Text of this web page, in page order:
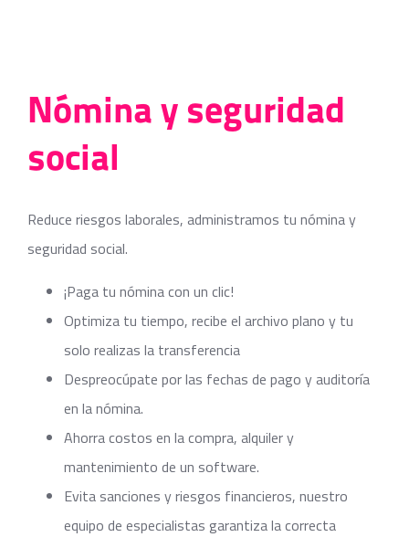
Nómina y seguridad
social
Reduce riesgos laborales, administramos tu nómina y
seguridad social.
¡Paga tu nómina con un clic!
Optimiza tu tiempo, recibe el archivo plano y tu
solo realizas la transferencia
Despreocúpate por las fechas de pago y auditoría
en la nómina.
Ahorra costos en la compra, alquiler y
mantenimiento de un software.
Evita sanciones y riesgos financieros, nuestro
equipo de especialistas garantiza la correcta